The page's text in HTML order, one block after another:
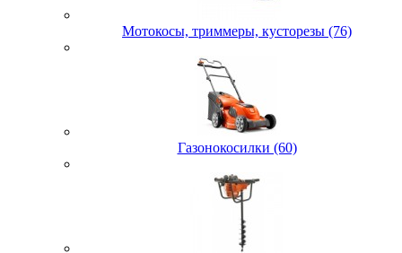
Мотокосы, триммеры, кусторезы (76)
Газонокосилки (60)